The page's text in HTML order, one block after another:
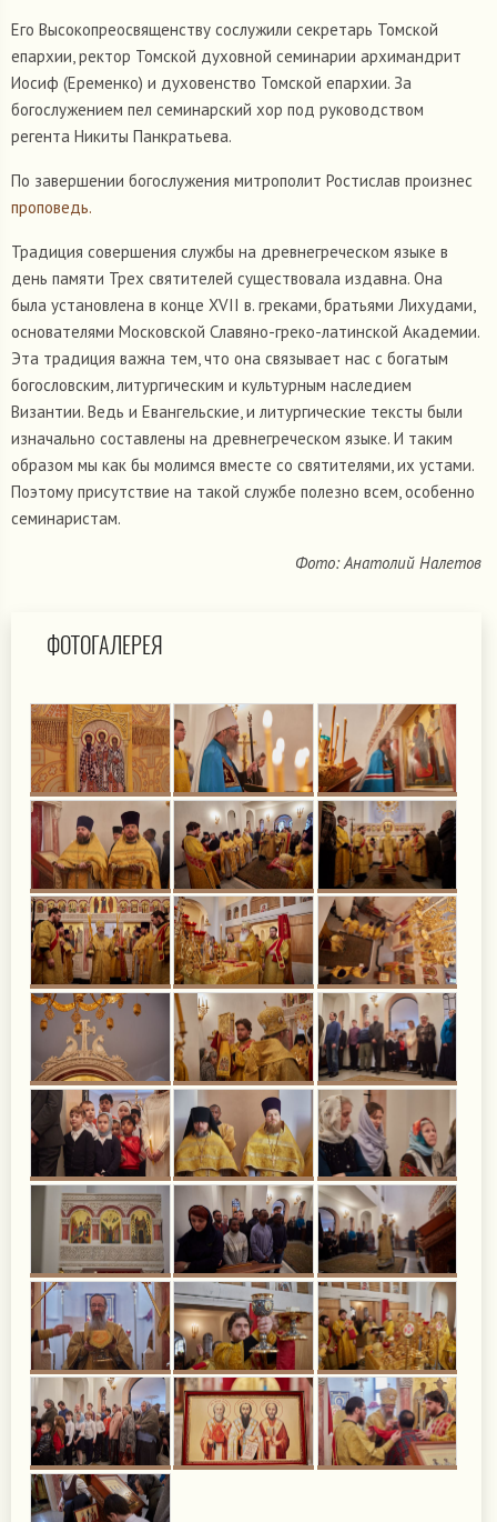
Его Высокопреосвященству сослужили секретарь Томской
епархии, ректор Томской духовной семинарии архимандрит
Иосиф (Еременко) и духовенство Томской епархии. За
богослужением пел семинарский хор под руководством
регента Никиты Панкратьева.
По завершении богослужения митрополит Ростислав произнес
проповедь.
Традиция совершения службы на древнегреческом языке в
день памяти Трех святителей существовала издавна. Она
была установлена в конце XVII в. греками, братьями Лихудами,
основателями Московской Славяно-греко-латинской Академии.
Эта традиция важна тем, что она связывает нас с богатым
богословским, литургическим и культурным наследием
Византии. Ведь и Евангельские, и литургические тексты были
изначально составлены на древнегреческом языке. И таким
образом мы как бы молимся вместе со святителями, их устами.
Поэтому присутствие на такой службе полезно всем, особенно
семинаристам.
Фото: Анатолий Налетов
ФОТОГАЛЕРЕЯ